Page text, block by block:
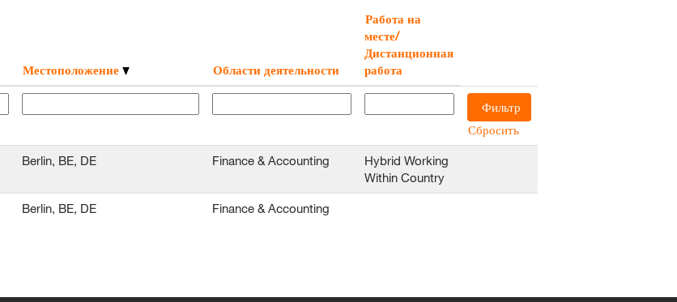
Местоположение Области деятельности
Работа на
месте/
Дистанционная
работа
Сбросить
Berlin, BE, DE Finance & Accounting
Hybrid Working
Within Country
Berlin, BE, DE Finance & Accounting